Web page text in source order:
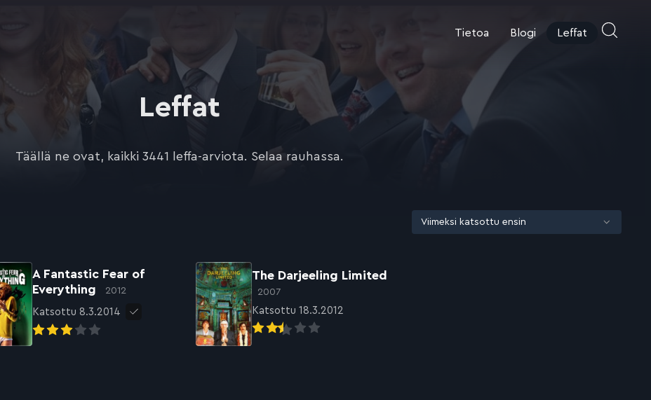
Tietoa Blogi Leffat
Leffat
Täällä ne ovat, kaikki 3441 leffa-arviota. Selaa rauhassa.
A Fantastic Fear of
Everything
2012
Katsottu 8.3.2014
The Darjeeling Limited
2007
Katsottu 18.3.2012